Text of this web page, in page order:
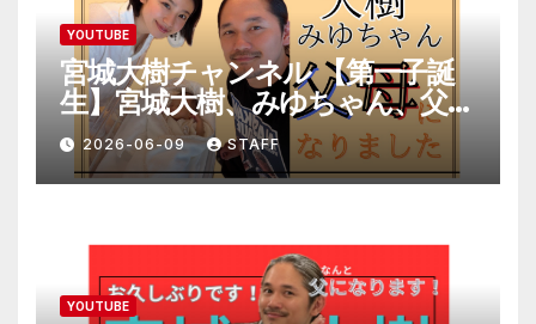
YOUTUBE
宮城大樹チャンネル 【第一子誕
生】宮城大樹、みゆちゃん、父母
になりました。
2026-06-09 STAFF
YOUTUBE